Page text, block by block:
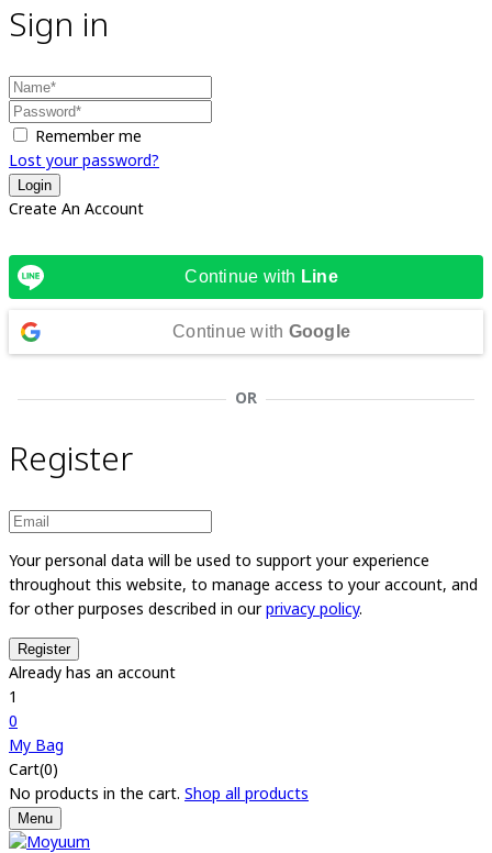
Sign in
Remember me
Lost your password?
Create An Account
Continue with Line
Continue with Google
OR
Register
Your personal data will be used to support your experience
throughout this website, to manage access to your account, and
for other purposes described in ourprivacy policy.
Already has an account
1
0
My Bag
Cart(0)
No products in the cart. Shop all products
Menu